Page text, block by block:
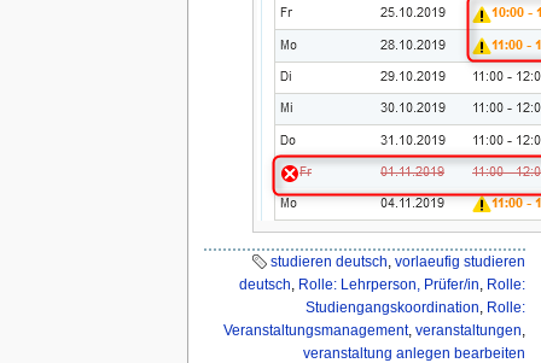
studieren deutsch ,vorlaeufig studieren
deutsch Rolle: Lehrperson, Prüfer/in Rolle:
Studiengangskoordination Rolle:
Veranstaltungsmanagement,veranstaltungen
veranstaltung anlegen bearbeiten